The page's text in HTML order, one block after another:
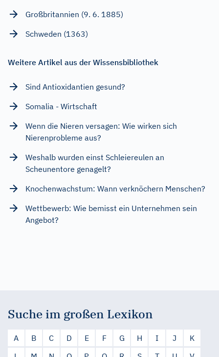
Großbritannien (9. 6. 1885)
Schweden (1363)
Weitere Artikel aus der Wissensbibliothek
Sind Antioxidantien gesund?
Somalia - Wirtschaft
Wenn die Nieren versagen: Wie wirken sich
Nierenprobleme aus?
Weshalb wurden einst Schleiereulen an
Scheunentore genagelt?
Knochenwachstum: Wann verknöchern Menschen?
Wettbewerb: Wie bemisst ein Unternehmen sein
Angebot?
Suche im großen Lexikon
A B C D E F G H I J
K